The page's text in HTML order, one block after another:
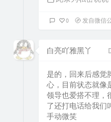
0 发自微信
白亮吖雅黑丫
是的，回来后感觉
心，目前状态就像
领导也爱搭不理，
了还打电话给我们
手动微笑